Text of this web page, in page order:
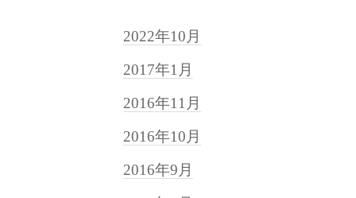
2022年10月
2017年1月
2016年11月
2016年10月
2016年9月